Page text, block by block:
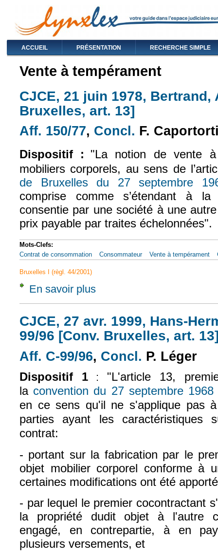
ACCUEIL PRÉSENTATION RECHERCHE SIMPLE
Vente à tempérament
CJCE, 21 juin 1978, Bertrand,
Bruxelles, art. 13]
Aff. 150/77 (le lien est externe)
, Concl. (le lien est
F.
Dispositif : "La notion de vente à
mobiliers corporels, au sens de
de Bruxelles du 27 septembre
comprise comme s’étendant à la
consentie par une société à une
prix payable par traites échelonnées".
Mots-Clefs:
Contrat de consommation
Consommateur Vente à tempérament
Bruxelles I (règl. 44/2001)
En savoir plus
CJCE, 27 avr. 1999, Hans-
99/96 [Conv. Bruxelles, art.
Aff. C-99/96 (le lien est externe)
, Concl. (le lien est
P. Léger
Dispositif 1: "L'article 13,
la convention du 27 septembre 1968
en ce sens qu'il ne s'applique pas
parties ayant les caractéristiques
contrat:
- portant sur la fabrication par le
objet mobilier corporel conforme à
certaines modifications ont été
- par lequel le premier cocontractant
la propriété dudit objet à l'autre
engagé, en contrepartie, à en
plusieurs versements, et